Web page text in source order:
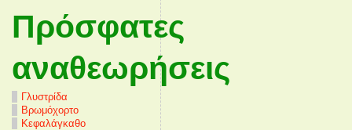
Πρόσφατες
αναθεωρήσεις
Γλυστρίδα
Βρωμόχορτο
Κεφαλάγκαθο